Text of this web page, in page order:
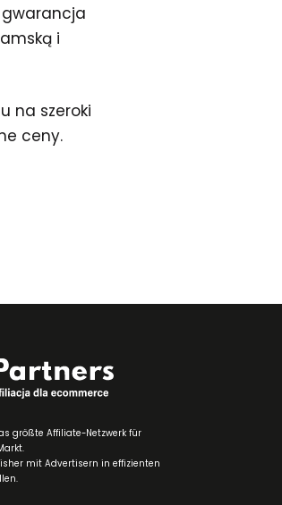
gwarancja
i
na szeroki
ceny.
größte Affiliate-Netzwerk für
mit Advertisern in effizienten